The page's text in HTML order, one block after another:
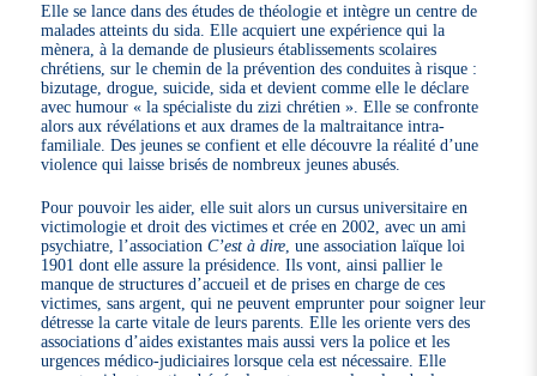
Elle se lance dans des études de théologie et intègre un centre de
malades atteints du sida. Elle acquiert une expérience qui la
mènera, à la demande de plusieurs établissements scolaires
chrétiens, sur le chemin de la prévention des conduites à risque :
bizutage, drogue, suicide, sida et devient comme elle le déclare
avec humour « la spécialiste du zizi chrétien ». Elle se confronte
alors aux révélations et aux drames de la maltraitance intra-
familiale. Des jeunes se confient et elle découvre la réalité d’une
violence qui laisse brisés de nombreux jeunes abusés.
Pour pouvoir les aider, elle suit alors un cursus universitaire en
victimologie et droit des victimes et crée en 2002, avec un ami
psychiatre, l’associationC’est à dire, une association laïque loi
1901 dont elle assure la présidence. Ils vont, ainsi pallier le
manque de structures d’accueil et de prises en charge de ces
victimes, sans argent, qui ne peuvent emprunter pour soigner leur
détresse la carte vitale de leurs parents. Elle les oriente vers des
associations d’aides existantes mais aussi vers la police et les
urgences médico-judiciaires lorsque cela est nécessaire. Elle